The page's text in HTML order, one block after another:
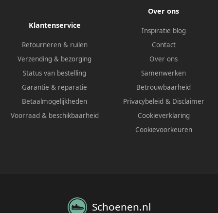
Klantenservice
Retourneren & ruilen
Verzending & bezorging
Status van bestelling
Garantie & reparatie
Betaalmogelijkheden
Voorraad & beschikbaarheid
Over ons
Inspiratie blog
Contact
Over ons
Samenwerken
Betrouwbaarheid
Privacybeleid & Disclaimer
Cookieverklaring
Cookievoorkeuren
Schoenen.nl